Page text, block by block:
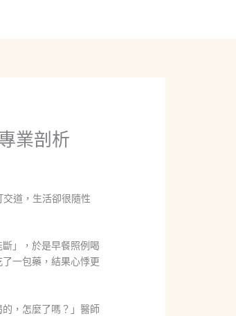
業剖析
道，生活卻很隨性
」，於是早餐照例喝
一包藥，結果心悸更
，怎麼了嗎？」醫師